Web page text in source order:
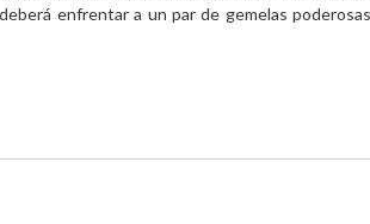
enfrentar a un par de gemelas